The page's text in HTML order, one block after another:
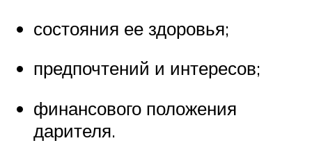
состояния ее здоровья;
предпочтений и интересов;
финансового положения
дарителя.